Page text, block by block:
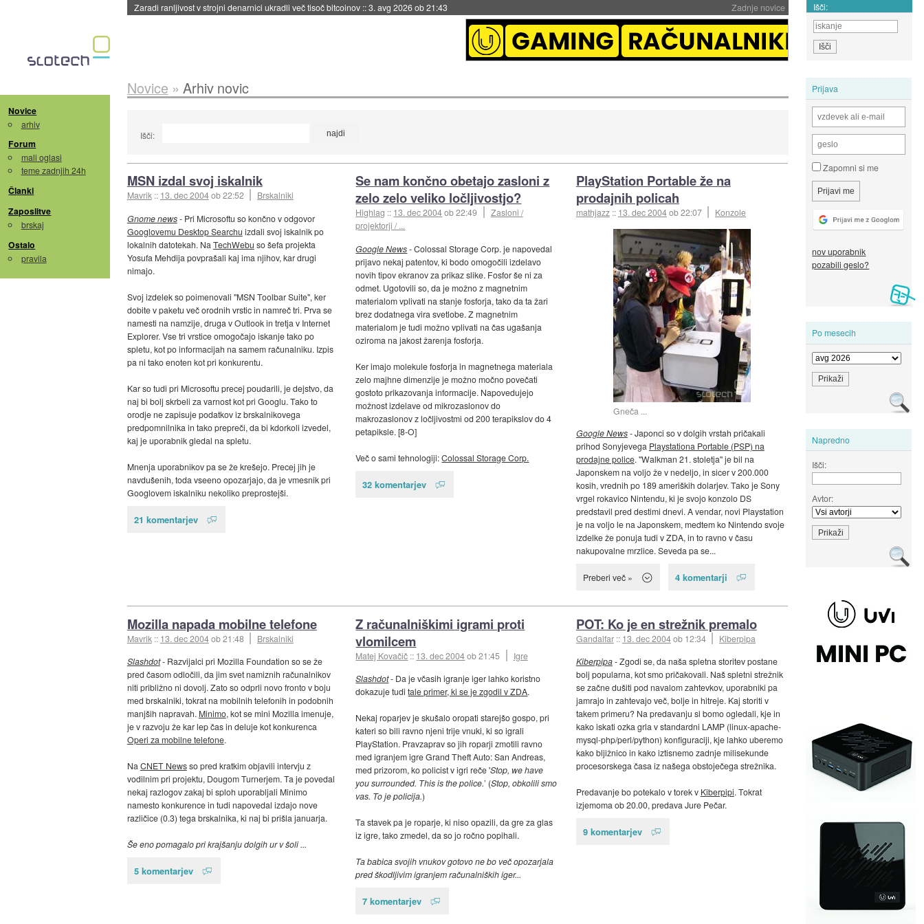
Zadnje novice
Zaradi ranljivost v strojni denarnici ukradli več tisoč bitcoinov ::3. avg 2026 ob 21:43 Išči:
Novice
arhiv
Forum
mali oglasi
teme zadnjih 24h
Članki
Zaposlitve
brskaj
Ostalo
pravila
Prijava
Zapomni si me
nov uporabnik
pozabili geslo?
Po mesecih
Napredno
Išči:
Avtor:
Novice » Arhiv novic
Išči:
MSN izdal svoj iskalnik
Mavrik :: 13. dec 2004ob 22:52
Brskalniki
Gnome news- Pri Microsoftu so končno v odgovor
Googlovemu Desktop Searchu izdali svoj iskalnik po
lokalnih datotekah. Na TechWebu so šefa projekta
Yosufa Mehdija povprašali kaj ima njihov, kar drugi
nimajo.
Svoj izdelek so poimenovali "MSN Toolbar Suite", ker
dobite v paketu več orodnih vrstic in namreč tri. Prva se
namesti na namzije, druga v Outlook in tretja v Internet
Explorer. Vse tri vrstice omogočajo iskanje tako po
spletu, kot po informacijah na samem računalniku. Izpis
pa ni tako enoten kot pri konkurentu.
Kar so tudi pri Microsoftu precej poudarili, je dejstvo, da
naj bi bolj skrbeli za varnost kot pri Googlu. Tako to
orodje ne zapisuje podatkov iz brskalnikovega
predpomnilnika in tako prepreči, da bi kdorkoli izvedel,
kaj je uporabnik gledal na spletu.
Mnenja uporabnikov pa se že krešejo. Precej jih je
navdušenih, toda vseeno opozarjajo, da je vmesnik pri
Googlovem iskalniku nekoliko preprostejši.
21 komentarjev
Se nam končno obetajo zasloni z
zelo zelo veliko ločljivostjo?
Highlag :: 13. dec 2004ob 22:49
Zasloni /
projektorji / ...
Google News- Colossal Storage Corp. je napovedal
prijavo nekaj patentov, ki bodo omogočili izdelavo
novih tipov ekranov za prikaz slike. Fosfor še ni za
odmet. Ugotovili so, da je možno z magnetnim
materialom vplivati na stanje fosforja, tako da ta žari
brez dodatnega vira svetlobe. Z magnetnim
materialom je tudi možno vplivati na čas ugašanja
oziroma na jakost žarenja fosforja.
Ker imajo molekule fosforja in magnetnega materiala
zelo majhne dimenzije je možno močno povečati
gostoto prikazovanja informacije. Napovedujejo
možnost izdelave od mikrozaslonov do
makrozaslonov z ločljivostmi od 200 terapikslov do 4
petapiksle. [8-O]
Več o sami tehnologiji:Colossal Storage Corp.
32 komentarjev
PlayStation Portable že na
prodajnih policah
mathjazz :: 13. dec 2004ob 22:07 Konzole
Gneča ...
Google News- Japonci so v dolgih vrstah pričakali
prihod Sonyjevega Playstationa Portable (PSP) na
prodajne police. "Walkman 21. stoletja" je bil na
Japonskem na voljo že v nedeljo, in sicer v 200.000
kosih, vrednih po 189 ameriških dolarjev. Tako je Sony
vrgel rokavico Nintendu, ki je svojo konzolo DS
predstavil pred destimi dnevi. A vendar, novi Playstation
je na voljo le na Japonskem, medtem ko Nintendo svoje
izdelke že ponuja tudi v ZDA, in to ravno v času
nakupovalne mrzlice. Seveda pa se...
Preberi več » 4 komentarji
Mozilla napada mobilne telefone
Mavrik :: 13. dec 2004ob 21:48
Brskalniki
Slashdot- Razvijalci pri Mozilla Foundation so se že
pred časom odločili, da jim svet namiznih računalnikov
niti približno ni dovolj. Zato so odprli novo fronto v boju
med brskalniki, tokrat na mobilnih telefonih in podobnih
manjših napravah. Minimo, kot se mini Mozilla imenuje,
je v razvoju že kar lep čas in deluje kot konkurenca
Operi za mobilne telefone.
Na CNET Newsso pred kratkim objavili intervju z
vodilnim pri projektu, Dougom Turnerjem. Ta je povedal
nekaj razlogov zakaj bi sploh uporabljali Minimo
namesto konkurence in tudi napovedal izdajo nove
različice (0.3) tega brskalnika, ki naj bi prišla januarja.
Še eno pomagalo pri krajšanju dolgih ur v šoli ...
5 komentarjev
Z računalniškimi igrami proti
vlomilcem
Matej Kovačič :: 13. dec 2004ob 21:45
Igre
Slashdot- Da je včasih igranje iger lahko koristno
dokazuje tuditale primer, ki se je zgodil v ZDA.
Nekaj roparjev je skušalo oropati starejšo gospo, pri
kateri so bili ravno njeni trije vnuki, ki so igrali
PlayStation. Pravzaprav so jih roparji zmotili ravno
med igranjem igre Grand Theft Auto: San Andreas,
med prizorom, ko policist v igri reče 'Stop, we have
you surrounded. This is the police.’ (Stop, obkolili smo
vas. To je policija.)
Ta stavek pa je roparje, ki niso opazili, da gre za glas
iz igre, tako zmedel, da so jo ročno popihali.
Ta babica svojih vnukov gotovo ne bo več opozarjala
pred škodljivim igranjem računalniških iger...
7 komentarjev
POT: Ko je en strežnik premalo
Gandalfar :: 13. dec 2004ob 12:34
Kiberpipa
Kiberpipa- Zgodi se, da naša spletna storitev postane
bolj popularna, kot smo pričakovali. Naš spletni strežnik
se začne dušiti pod navalom zahtevkov, uporabniki pa
jamrajo in zahtevajo več, bolje in hitreje. Kaj storiti v
takem primeru? Na predavanju si bomo ogledali, kje in
kako iskati ozka grla v standardni LAMP (linux-apache-
mysql-php/perl/python) konfiguraciji, kje lahko uberemo
kako bljižnico in kako iztisnemo zadnje milisekunde
procesorskega časa iz našega obstoječega strežnika.
Predavanje bo potekalo v torek v Kiberpipi. Tokrat
izjemoma ob 20.00, predava Jure Pečar.
9 komentarjev